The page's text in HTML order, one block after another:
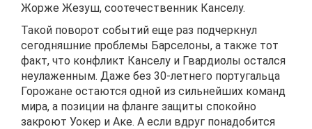
Жорже Жезуш, соотечественник Канселу.
Такой поворот событий еще раз подчеркнул
сегодняшние проблемы Барселоны, а также тот
факт, что конфликт Канселу и Гвардиолы остался
неулаженным. Даже без 30-летнего португальца
Горожане остаются одной из сильнейших команд
мира, а позиции на фланге защиты спокойно
закроют Уокер и Аке. А если вдруг понадобится